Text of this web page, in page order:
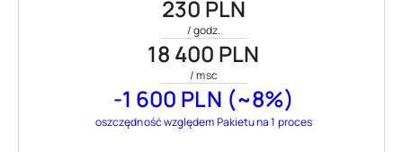
230 PLN
/ godz.
18 400 PLN
/ msc
-1 600 PLN (~8%)
oszczędność względem Pakietu na 1 proces